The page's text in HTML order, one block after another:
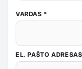
VARDAS *
EL. PAŠTO ADRESAS